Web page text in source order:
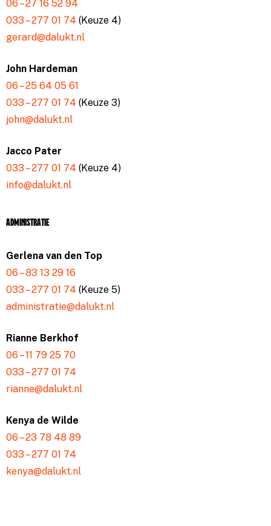
06 – 27 16 52 94
033 – 277 01 74 (Keuze 4)
gerard@dalukt.nl
John Hardeman
06 – 25 64 05 61
033 – 277 01 74 (Keuze 3)
john@dalukt.nl
Jacco Pater
033 – 277 01 74 (Keuze 4)
info@dalukt.nl
Administratie
Gerlena van den Top
06 – 83 13 29 16
033 – 277 01 74 (Keuze 5)
administratie@dalukt.nl
Rianne Berkhof
06 – 11 79 25 70
033 – 277 01 74
rianne@dalukt.nl
Kenya de Wilde
06 – 23 78 48 89
033 – 277 01 74
kenya@dalukt.nl